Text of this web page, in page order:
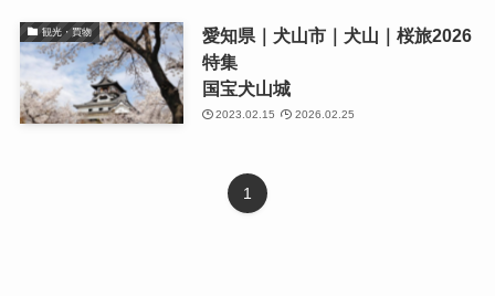
観光・買物
愛知県｜犬山市｜犬山｜桜旅2026
特集
国宝犬山城
2023.02.15 2026.02.25
1